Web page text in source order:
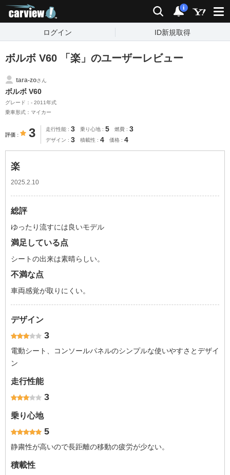
検索 通知
i
ログイン ID新規取得
ボルボ V60 「楽」のユーザーレビュー
tara-zoさん
ボルボ V60
グレード：- 2011年式
乗車形式：マイカー
評価 3 走行性能 3 乗り心地 5 燃費 3
デザイン 3 積載性 4 価格 4
楽
2025.2.10
総評
ゆったり流すには良いモデル
満足している点
シートの出来は素晴らしい。
不満な点
車両感覚が取りにくい。
デザイン
3
電動シート、コンソールパネルのシンプルな使いやすさとデザイ
ン
走行性能
3
乗り心地
5
静粛性が高いので長距離の移動の疲労が少ない。
積載性